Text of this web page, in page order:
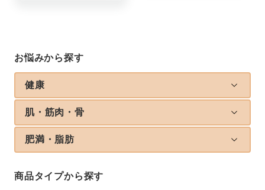
お悩みから探す
健康
肌・筋肉・骨
肥満・脂肪
商品タイプから探す